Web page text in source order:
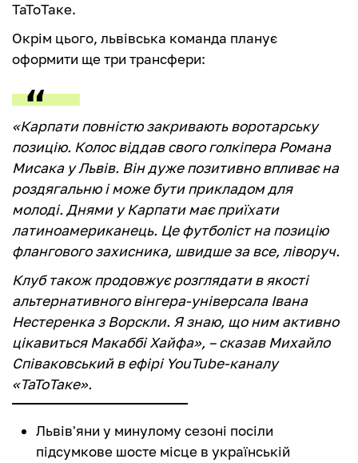
ТаТоТаке.
Окрім цього, львівська команда планує
оформити ще три трансфери:
«Карпати повністю закривають воротарську
позицію. Колос віддав свого голкіпера Романа
Мисака у Львів. Він дуже позитивно впливає на
роздягальню і може бути прикладом для
молоді. Днями у Карпати має приїхати
латиноамериканець. Це футболіст на позицію
флангового захисника, швидше за все, ліворуч.
Клуб також продовжує розглядати в якості
альтернативного вінгера-універсала Івана
Нестеренка з Ворскли. Я знаю, що ним активно
цікавиться Макаббі Хайфа», – сказав Михайло
Співаковський в ефірі YouTube-каналу
«ТаТоТаке».
Львів'яни у минулому сезоні посіли
підсумкове шосте місце в українській